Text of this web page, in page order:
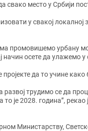
свако место у Србији
у свакој
промовишемо урбану
осете да улажемо
пројекте да то учине
развој трудимо се да
је 2028. година”,
Министарству,